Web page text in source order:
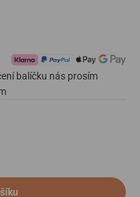
balíčku nás prosím